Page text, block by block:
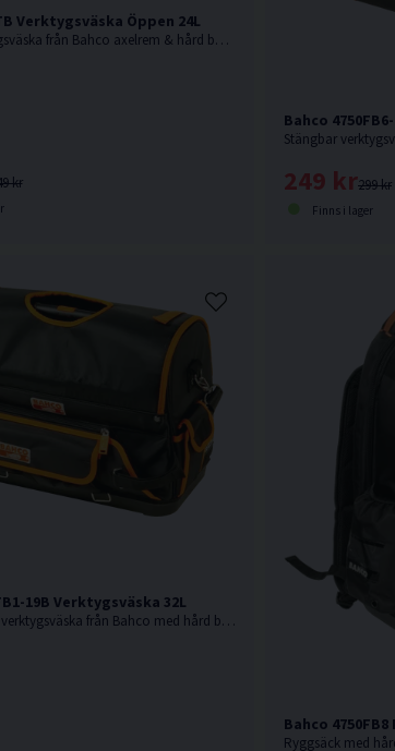
Verktygsväska Öppen 24L
Robust verktygsväska från Bahco axelrem & hård botten .
kr
Bahco
Stängbar
299 kr
249 kr
Finns i lager
19B Verktygsväska 32L
Stängd robust verktygsväska från Bahco med hård botten .
Bahco